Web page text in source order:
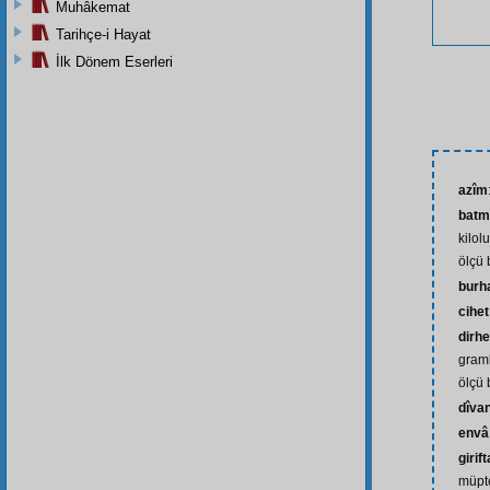
azîm
ölçü
cihet
ölçü
envâ
Muhâkemat
Tarihçe-i Hayat
İlk Dönem Eserleri